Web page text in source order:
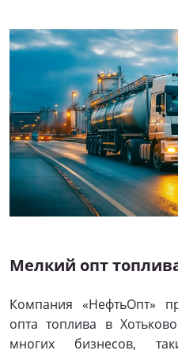
Мелкий опт
Компания «НефтьОпт»
опта топлива в
многих бизнесов,